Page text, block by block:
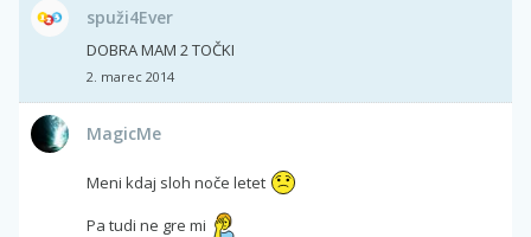
spuži4Ever
DOBRA MAM 2 TOČKI
2. marec 2014
MagicMe
Meni kdaj sloh noče letet
Pa tudi ne gre mi